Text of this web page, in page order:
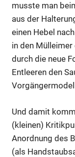
musste man
aus der
einen Hebel
in den Mülleimer
durch die neue
Entleeren den
Und damit
(kleinen)
Anordnung des
(als